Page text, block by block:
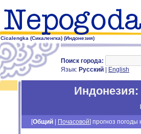
Cicalengka (Cикаленгка) (Индонезия)
Поиск города:
Язык: Русский English
Индонезия:
[
[Общий Почасовой] прогноз погоды